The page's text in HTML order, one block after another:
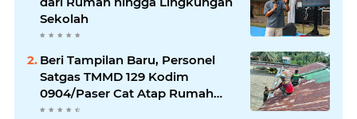
Sekolah
Beri Tampilan Baru, Personel
Satgas TMMD 129 Kodim
0904/Paser Cat Atap Rumah
Marbot